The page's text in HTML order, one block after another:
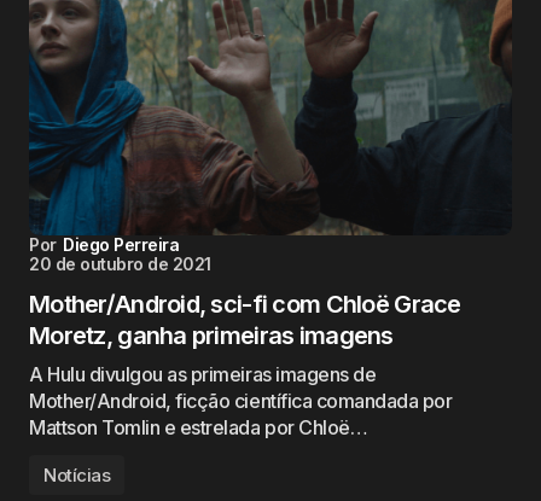
Por Diego Perreira
20 de outubro de 2021
Mother/Android, sci-fi com Chloë Grace
Moretz, ganha primeiras imagens
A Hulu divulgou as primeiras imagens de
Mother/Android, ficção científica comandada por
Mattson Tomlin e estrelada por Chloë…
Notícias